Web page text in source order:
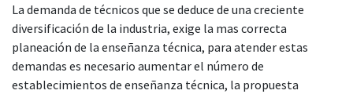
La demanda de técnicos que se deduce de una creciente
diversificación de la industria, exige la mas correcta
planeación de la enseñanza técnica, para atender estas
demandas es necesario aumentar el número de
establecimientos de enseñanza técnica, la propuesta